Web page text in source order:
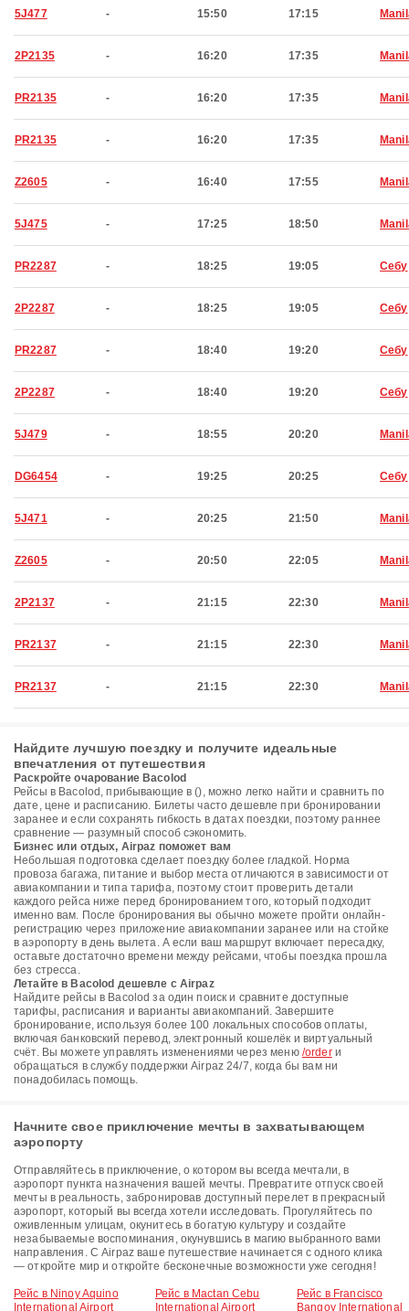
5J477 - 15:50 17:15
2P2135 - 16:20 17:35
PR2135 - 16:20 17:35
PR2135 - 16:20 17:35
Z2605 - 16:40 17:55
5J475 - 17:25 18:50
PR2287 - 18:25 19:05 Себу
2P2287 - 18:25 19:05 Себу
PR2287 - 18:40 19:20 Себу
2P2287 - 18:40 19:20 Себу
5J479 - 18:55 20:20
DG6454 - 19:25 20:25 Себу
5J471 - 20:25 21:50
Z2605 - 20:50 22:05
2P2137 - 21:15 22:30
PR2137 - 21:15 22:30
PR2137 - 21:15 22:30
Найдите лучшую поездку и получите идеальные
впечатления от путешествия
Раскройте очарование Bacolod
Рейсы в Bacolod, прибывающие в (), можно легко найти и сравнить по
дате, цене и расписанию. Билеты часто дешевле при бронировании
заранее и если сохранять гибкость в датах поездки, поэтому раннее
сравнение — разумный способ сэкономить.
Бизнес или отдых, Airpaz поможет вам
Небольшая подготовка сделает поездку более гладкой. Норма
провоза багажа, питание и выбор места отличаются в зависимости от
авиакомпании и типа тарифа, поэтому стоит проверить детали
каждого рейса ниже перед бронированием того, который подходит
именно вам. После бронирования вы обычно можете пройти онлайн-
регистрацию через приложение авиакомпании заранее или на стойке
в аэропорту в день вылета. А если ваш маршрут включает пересадку,
оставьте достаточно времени между рейсами, чтобы поездка прошла
без стресса.
Летайте в Bacolod дешевле с Airpaz
Найдите рейсы в Bacolod за один поиск и сравните доступные
тарифы, расписания и варианты авиакомпаний. Завершите
бронирование, используя более 100 локальных способов оплаты,
включая банковский перевод, электронный кошелёк и виртуальный
счёт. Вы можете управлять изменениями через меню /orderи
обращаться в службу поддержки Airpaz 24/7, когда бы вам ни
понадобилась помощь.
Начните свое приключение мечты в захватывающем
аэропорту
Отправляйтесь в приключение, о котором вы всегда мечтали, в
аэропорт пункта назначения вашей мечты. Превратите отпуск своей
мечты в реальность, забронировав доступный перелет в прекрасный
аэропорт, который вы всегда хотели исследовать. Прогуляйтесь по
оживленным улицам, окунитесь в богатую культуру и создайте
незабываемые воспоминания, окунувшись в магию выбранного вами
направления. С Airpaz ваше путешествие начинается с одного клика
— откройте мир и откройте бесконечные возможности уже сегодня!
Рейс в Ninoy Aquino
International Airport
Рейс в Mactan Cebu
International Airport
Рейс в Francisco
Bangoy International